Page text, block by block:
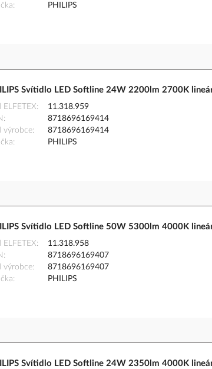
PHILIPS
Svítidlo LED Softline 24W 2200lm 2700K
ELFETEX
11.318.959
8718696169414
výrobce
8718696169414
PHILIPS
Svítidlo LED Softline 50W 5300lm 4000K
ELFETEX
11.318.958
8718696169407
výrobce
8718696169407
PHILIPS
Svítidlo LED Softline 24W 2350lm 4000K